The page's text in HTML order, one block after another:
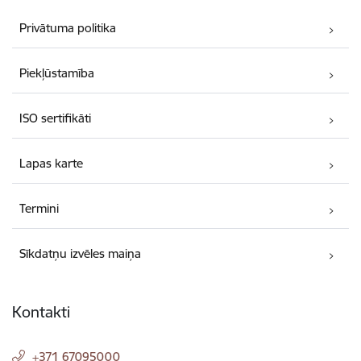
Privātuma politika
Piekļūstamība
ISO sertifikāti
Lapas karte
Termini
Sīkdatņu izvēles maiņa
Kontakti
+371 67095000